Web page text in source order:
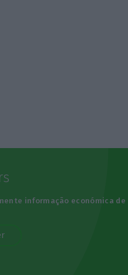
informação económica de